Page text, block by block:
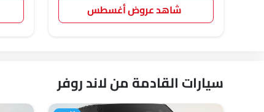
شاهد عروض أغسطس
سيارات القادمة من لاند روفر